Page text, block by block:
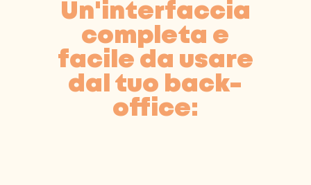
Un'interfaccia
completa e
facile da usare
dal tuo back-
office: